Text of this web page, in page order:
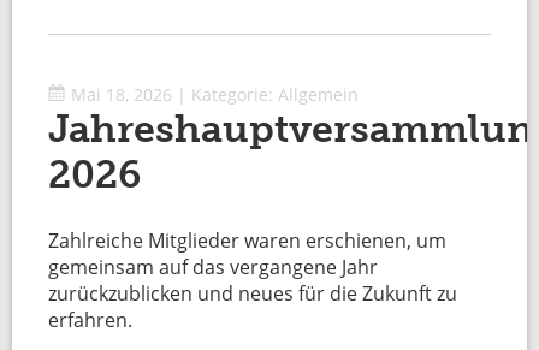
Mai 18, 2026 | Kategorie:Allgemein
2026
Zahlreiche Mitglieder waren erschienen, um
gemeinsam auf das vergangene Jahr
zurückzublicken und neues für die Zukunft zu
erfahren.